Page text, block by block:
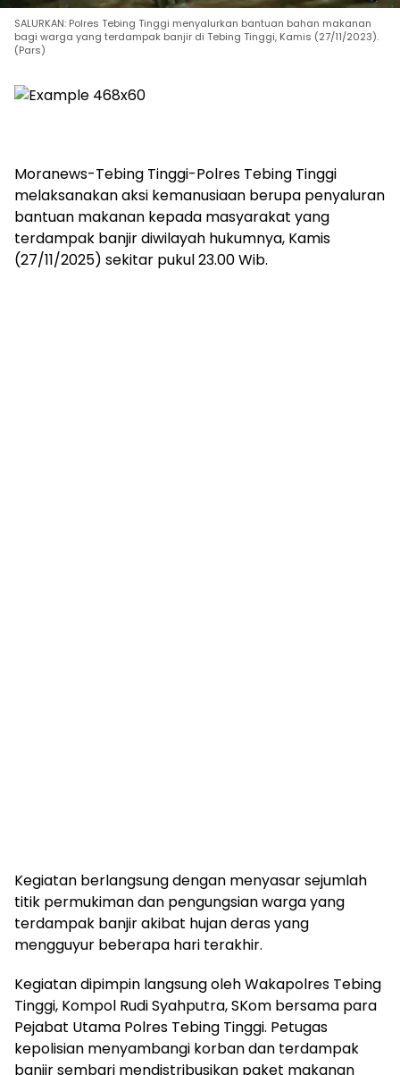
SALURKAN: Polres Tebing Tinggi menyalurkan bantuan bahan makanan
bagi warga yang terdampak banjir di Tebing Tinggi, Kamis (27/11/2023).
(Pars)
Moranews-Tebing Tinggi-Polres Tebing Tinggi
melaksanakan aksi kemanusiaan berupa penyaluran
bantuan makanan kepada masyarakat yang
terdampak banjir diwilayah hukumnya, Kamis
(27/11/2025) sekitar pukul 23.00 Wib.
Kegiatan berlangsung dengan menyasar sejumlah
titik permukiman dan pengungsian warga yang
terdampak banjir akibat hujan deras yang
mengguyur beberapa hari terakhir.
Kegiatan dipimpin langsung oleh Wakapolres Tebing
Tinggi, Kompol Rudi Syahputra, SKom bersama para
Pejabat Utama Polres Tebing Tinggi. Petugas
kepolisian menyambangi korban dan terdampak
banjir sembari mendistribusikan paket makanan